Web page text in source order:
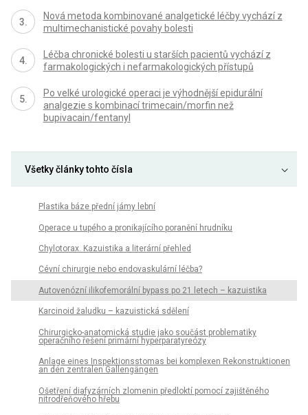
Nová metoda kombinované analgetické léčby vychází z
multimechanistické povahy bolesti
Léčba chronické bolesti u starších pacientů vychází z
farmakologických i nefarmakologických přístupů
Po velké urologické operaci je výhodnější epidurální
analgezie s kombinací trimecain/morfin než
bupivacain/fentanyl
Všetky články tohto čísla
Plastika báze přední jámy lební
Operace u tupého a pronikajícího poranění hrudníku
Chylotorax. Kazuistika a literární přehled
Cévní chirurgie nebo endovaskulární léčba?
Autovenózní ilikofemorální bypass po 21 letech – kazuistika
Karcinoid žaludku – kazuistická sdělení
Chirurgicko-anatomická studie jako součást problematiky
operačního řešení primární hyperparatyreózy
Anlage eines Inspektionsstomas bei komplexen Rekonstruktionen
an den zentralen Gallengängen
Ošetření diafyzárních zlomenin předloktí pomocí zajištěného
nitrodřeňového hřebu